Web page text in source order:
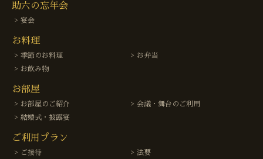
助六の忘年会
宴会
お料理
季節のお料理
お弁当
お飲み物
お部屋
お部屋のご紹介
会議・舞台のご利用
結婚式・披露宴
ご利用プラン
ご接待
法要